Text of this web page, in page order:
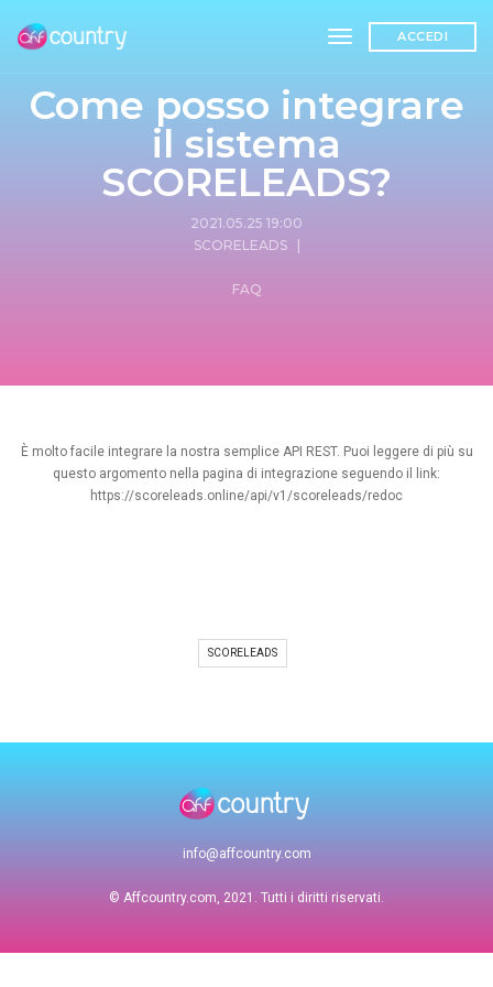
toggle navigation
ACCEDI
Come posso integrare
il sistema
SCORELEADS?
2021.05.25 19:00
SCORELEADS|
FAQ
È molto facile integrare la nostra semplice API REST. Puoi leggere di più su
questo argomento nella pagina di integrazione seguendo il link:
https://scoreleads.online/api/v1/scoreleads/redoc
SCORELEADS
info@affcountry.com
© Affcountry.com, 2021. Tutti i diritti riservati.